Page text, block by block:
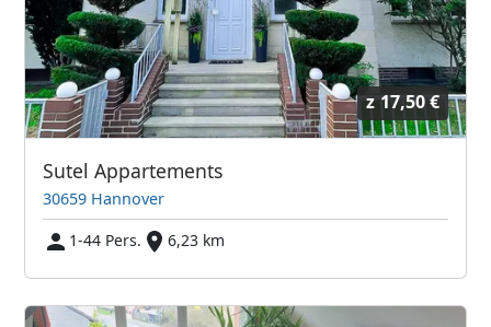
z 17,50 €
Sutel Appartements
30659 Hannover
1-44 Pers.
6,23 km